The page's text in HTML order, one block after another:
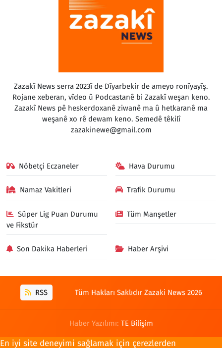
Zazakî News serra 2023î de Dîyarbekir de ameyo ronîyayîş.
Rojane xeberan, vîdeo û Podcastanê bi Zazakî weşan keno.
Zazakî News pê heskerdoxanê ziwanê ma û hetkaranê ma
weşanê xo rê dewam keno. Semedê têkilî
zazakinewe@gmail.com
Nöbetçi Eczaneler Hava Durumu
Namaz Vakitleri Trafik Durumu
Süper Lig Puan Durumu
ve Fikstür
Tüm Manşetler
Son Dakika Haberleri Haber Arşivi
RSS Tüm Hakları Saklıdır Zazaki News 2026
Haber Yazılımı: TE Bilişim
En iyi site deneyimi sağlamak için çerezlerden